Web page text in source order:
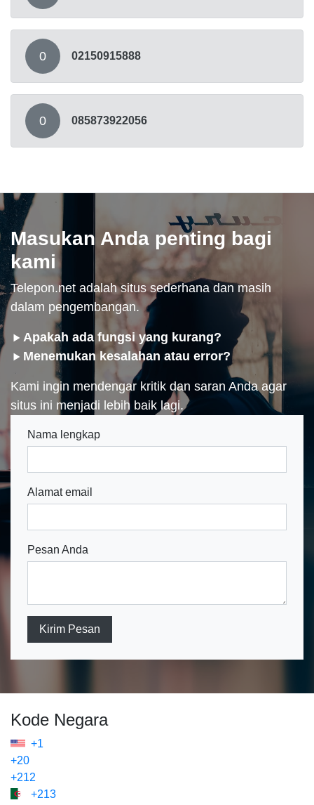
0 02150915888
0 085873922056
Masukan Anda penting bagi
kami
Telepon.net adalah situs sederhana dan masih
dalam pengembangan.
Apakah ada fungsi yang kurang?
Menemukan kesalahan atau error?
Kami ingin mendengar kritik dan saran Anda agar
situs ini menjadi lebih baik lagi.
Nama lengkap
Alamat email
Pesan Anda
Kirim Pesan
Kode Negara
+1
+20
+212
+213